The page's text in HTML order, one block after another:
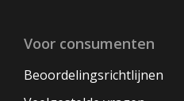
Voor consumenten
Beoordelingsrichtlijnen